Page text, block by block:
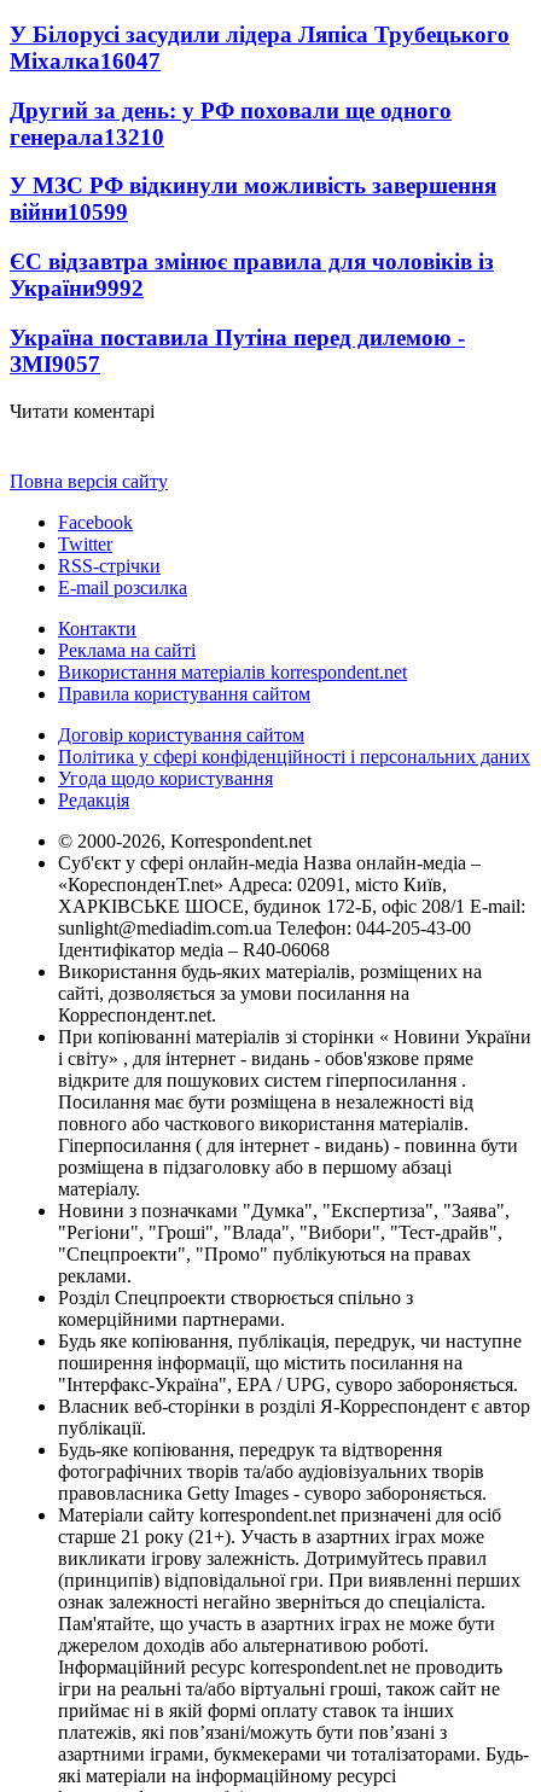
У Білорусі засудили лідера Ляпіса Трубецького
Міхалка16047
Другий за день: у РФ поховали ще одного
генерала13210
У МЗС РФ відкинули можливість завершення
війни10599
ЄС відзавтра змінює правила для чоловіків із
України9992
Україна поставила Путіна перед дилемою -
ЗМІ9057
Читати коментарі
Повна версія сайту
Facebook
Twitter
RSS-стрічки
E-mail розсилка
Контакти
Реклама на сайті
Використання матеріалів korrespondent.net
Правила користування сайтом
Договір користування сайтом
Політика у сфері конфіденційності і персональних даних
Угода щодо користування
Редакція
© 2000-2026, Korrespondent.net
Суб'єкт у сфері онлайн-медіа Назва онлайн-медіа –
«КореспонденТ.net» Адреса: 02091, місто Київ,
ХАРКІВСЬКЕ ШОСЕ, будинок 172-Б, офіс 208/1 E-mail:
sunlight@mediadim.com.ua Телефон: 044-205-43-00
Ідентифікатор медіа – R40-06068
Використання будь-яких матеріалів, розміщених на
сайті, дозволяється за умови посилання на
Корреспондент.net.
При копіюванні матеріалів зі сторінки « Новини України
і світу» , для інтернет - видань - обов'язкове пряме
відкрите для пошукових систем гіперпосилання .
Посилання має бути розміщена в незалежності від
повного або часткового використання матеріалів.
Гіперпосилання ( для інтернет - видань) - повинна бути
розміщена в підзаголовку або в першому абзаці
матеріалу.
Новини з позначками "Думка", "Експертиза", "Заява",
"Регіони", "Гроші", "Влада", "Вибори", "Тест-драйв",
"Спецпроекти", "Промо" публікуються на правах
реклами.
Розділ Спецпроекти створюється спільно з
комерційними партнерами.
Будь яке копіювання, публікація, передрук, чи наступне
поширення інформації, що містить посилання на
"Інтерфакс-Україна", EPA / UPG, суворо забороняється.
Власник веб-сторінки в розділі Я-Корреспондент є автор
публікації.
Будь-яке копіювання, передрук та відтворення
фотографічних творів та/або аудіовізуальних творів
правовласника Getty Images - суворо забороняється.
Матеріали сайту korrespondent.net призначені для осіб
старше 21 року (21+). Участь в азартних іграх може
викликати ігрову залежність. Дотримуйтесь правил
(принципів) відповідальної гри. При виявленні перших
ознак залежності негайно зверніться до спеціаліста.
Пам'ятайте, що участь в азартних іграх не може бути
джерелом доходів або альтернативою роботі.
Інформаційний ресурс korrespondent.net не проводить
ігри на реальні та/або віртуальні гроші, також сайт не
приймає ні в якій формі оплату ставок та інших
платежів, які пов’язані/можуть бути пов’язані з
азартними іграми, букмекерами чи тоталізаторами. Будь-
які матеріали на інформаційному ресурсі